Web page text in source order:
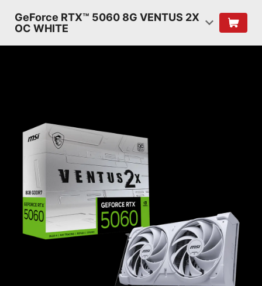
GeForce RTX™ 5060 8G VENTUS 2X
OC WHITE